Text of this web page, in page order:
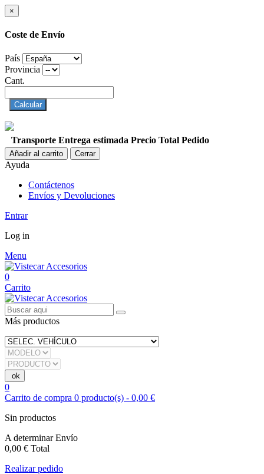
×
Coste de Envío
País
Provincia
Cant.
Calcular
Transporte Entrega estimada Precio Total Pedido
Añadir al carrito Cerrar
Ayuda
Contáctenos
Envíos y Devoluciones
Entrar
Log in
Menu
0
Carrito
Más productos
0
Carrito de compra 0 producto(s) - 0,00 €
Sin productos
A determinarEnvío
0,00 € Total
Realizar pedido